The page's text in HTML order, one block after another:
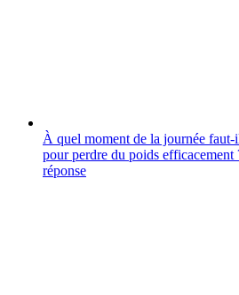
À quel moment de la journée faut-
pour perdre du poids efficacement
réponse